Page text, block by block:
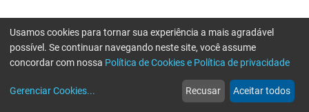
web
Notícias
more_horiz
Mais
Usamos cookies para tornar sua experiência a mais agradável
possível. Se continuar navegando neste site, você assume
concordar com nossa Política de Cookies e Política de privacidade
Gerenciar Cookies... Recusar Aceitar todos
Erro ao enviar informações, por favor tente novamente